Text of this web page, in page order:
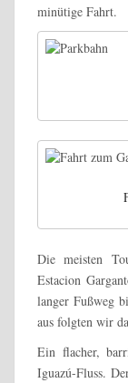
minütige Fahrt.
Die meisten
Estacion
langer Fußweg
aus folgten wir
Ein flacher,
Iguazú-Fluss.